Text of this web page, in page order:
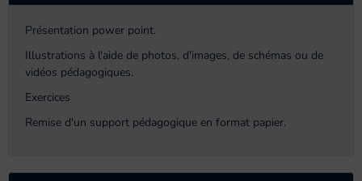
Présentation power point.
Illustrations à l'aide de photos, d'images, de schémas ou de
vidéos pédagogiques.
Exercices
Remise d'un support pédagogique en format papier.